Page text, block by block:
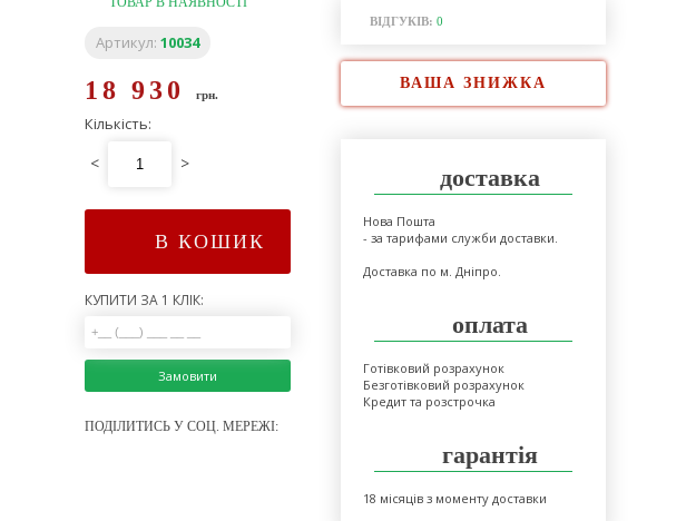
Артикул: 10034
18 930 грн.
Кількість:
< >
В КОШИК
КУПИТИ ЗА 1 КЛІК:
Замовити
ПОДІЛИТИСЬ У СОЦ. МЕРЕЖІ:
ВІДГУКІВ: 0
ВАША ЗНИЖКА
доставка
Нова Пошта
- за тарифами служби доставки.
Доставка по м. Дніпро.
оплата
Готівковий розрахунок
Безготівковий розрахунок
Кредит та розстрочка
гарантія
18 місяців з моменту доставки